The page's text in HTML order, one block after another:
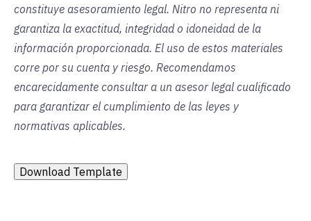
constituye asesoramiento legal. Nitro no representa ni
garantiza la exactitud, integridad o idoneidad de la
información proporcionada. El uso de estos materiales
corre por su cuenta y riesgo. Recomendamos
encarecidamente consultar a un asesor legal cualificado
para garantizar el cumplimiento de las leyes y
normativas aplicables.
Download Template